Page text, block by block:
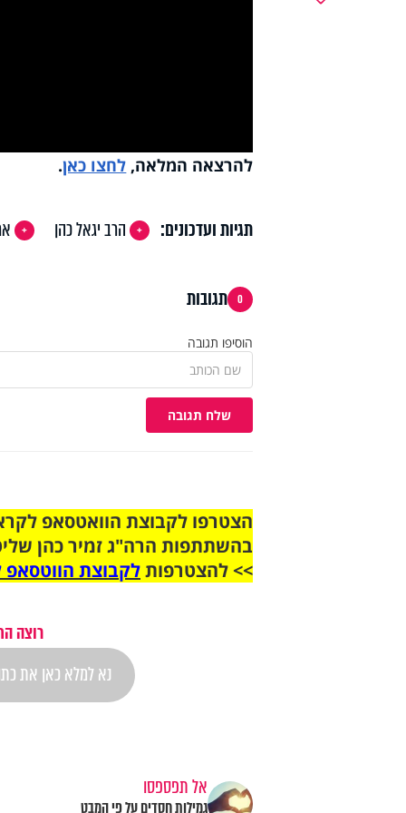
להרצאה המלאה, לחצו כאן.
תגיות ועדכונים: הרב יגאל כהן
0 תגובות
הוסיפו תגובה
שלח תגובה
בהשתתפות הרה"ג זמיר כהן
>> להצטרפותלקבוצת הווטסאפ
רוצה
אל תפספסו
גמילות חסדים על פי המבט